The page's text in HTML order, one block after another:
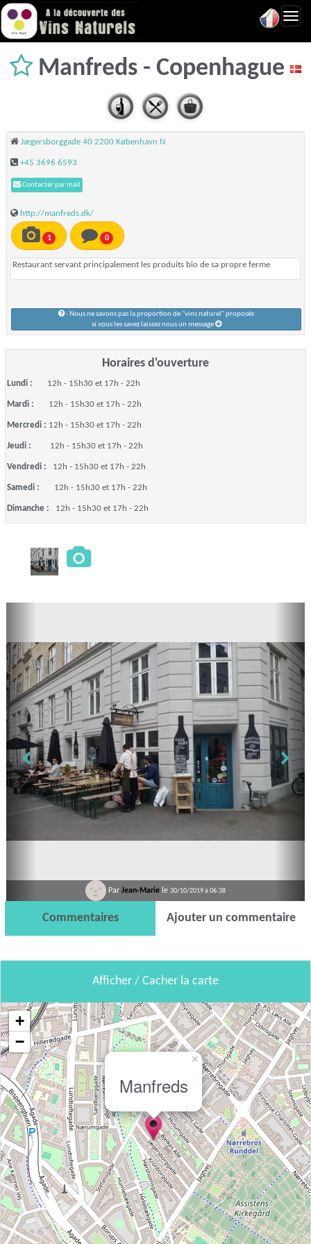
Manfreds - Copenhague
Jægersborggade 40 2200 København N
+45 3696 6593
Contacter par mail
http://manfreds.dk/
1 0
Restaurant servant principalement les produits bio de sa propre ferme
- Nous ne savons pas la proportion de "vins naturel" proposés
si vous les savez laissez nous un message
Horaires d'ouverture
Lundi : 12h - 15h30 et 17h - 22h
Mardi : 12h - 15h30 et 17h - 22h
Mercredi : 12h - 15h30 et 17h - 22h
Jeudi : 12h - 15h30 et 17h - 22h
Vendredi : 12h - 15h30 et 17h - 22h
Samedi : 12h - 15h30 et 17h - 22h
Dimanche : 12h - 15h30 et 17h - 22h
Par Jean-Marie le 30/10/2019 à 06:38
Commentaires Ajouter un commentaire
Afficher / Cacher la carte
Manfreds
×
+
−